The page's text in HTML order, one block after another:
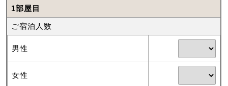
1部屋目
ご宿泊人数
男性
女性